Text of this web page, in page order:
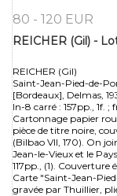
80 - 120 EUR
REICHER (Gil) -
REICHER (Gil)
Saint-Jean-Pied-de-
[Bordeaux], Delmas,
In-8 carré : 157pp., 1f.
Cartonnage papier
pièce de titre noire,
(Bilbao VII, 170). On
Jean-le-Vieux et le
117pp., (1). Couverture
Carte "Saint-Jean-
gravée par Thuillier,